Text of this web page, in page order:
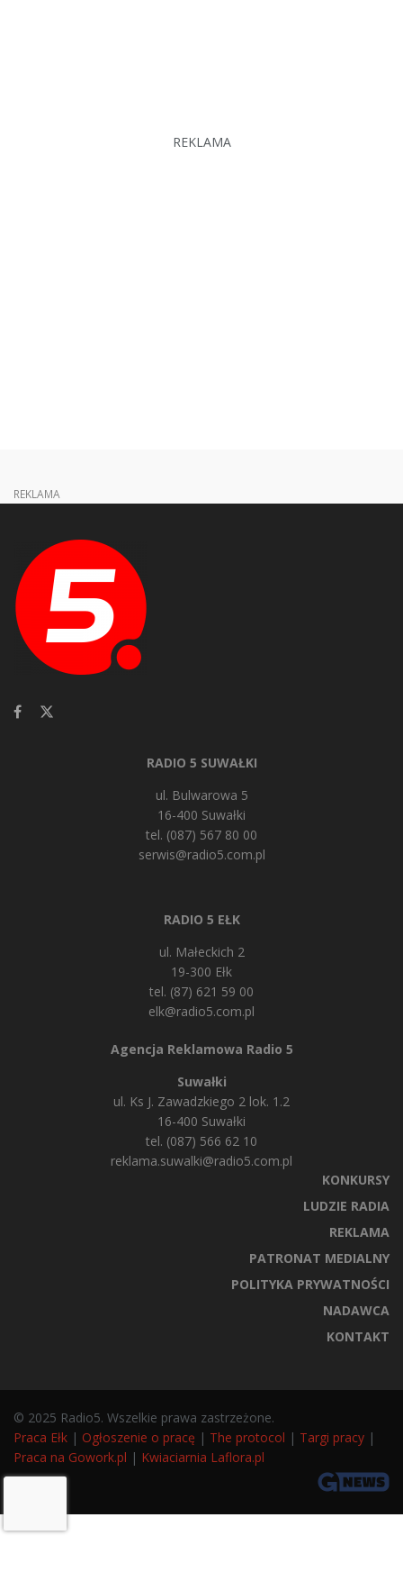
REKLAMA
REKLAMA
RADIO 5 SUWAŁKI
ul. Bulwarowa 5
16-400 Suwałki
tel. (087) 567 80 00
serwis@radio5.com.pl
RADIO 5 EŁK
ul. Małeckich 2
19-300 Ełk
tel. (87) 621 59 00
elk@radio5.com.pl
Agencja Reklamowa Radio 5
Suwałki
ul. Ks J. Zawadzkiego 2 lok. 1.2
16-400 Suwałki
tel. (087) 566 62 10
reklama.suwalki@radio5.com.pl
KONKURSY
LUDZIE RADIA
REKLAMA
PATRONAT MEDIALNY
POLITYKA PRYWATNOŚCI
NADAWCA
KONTAKT
© 2025 Radio5. Wszelkie prawa zastrzeżone.
Praca Ełk | Ogłoszenie o pracę | The protocol | Targi pracy |
Praca na Gowork.pl | Kwiaciarnia Laflora.pl